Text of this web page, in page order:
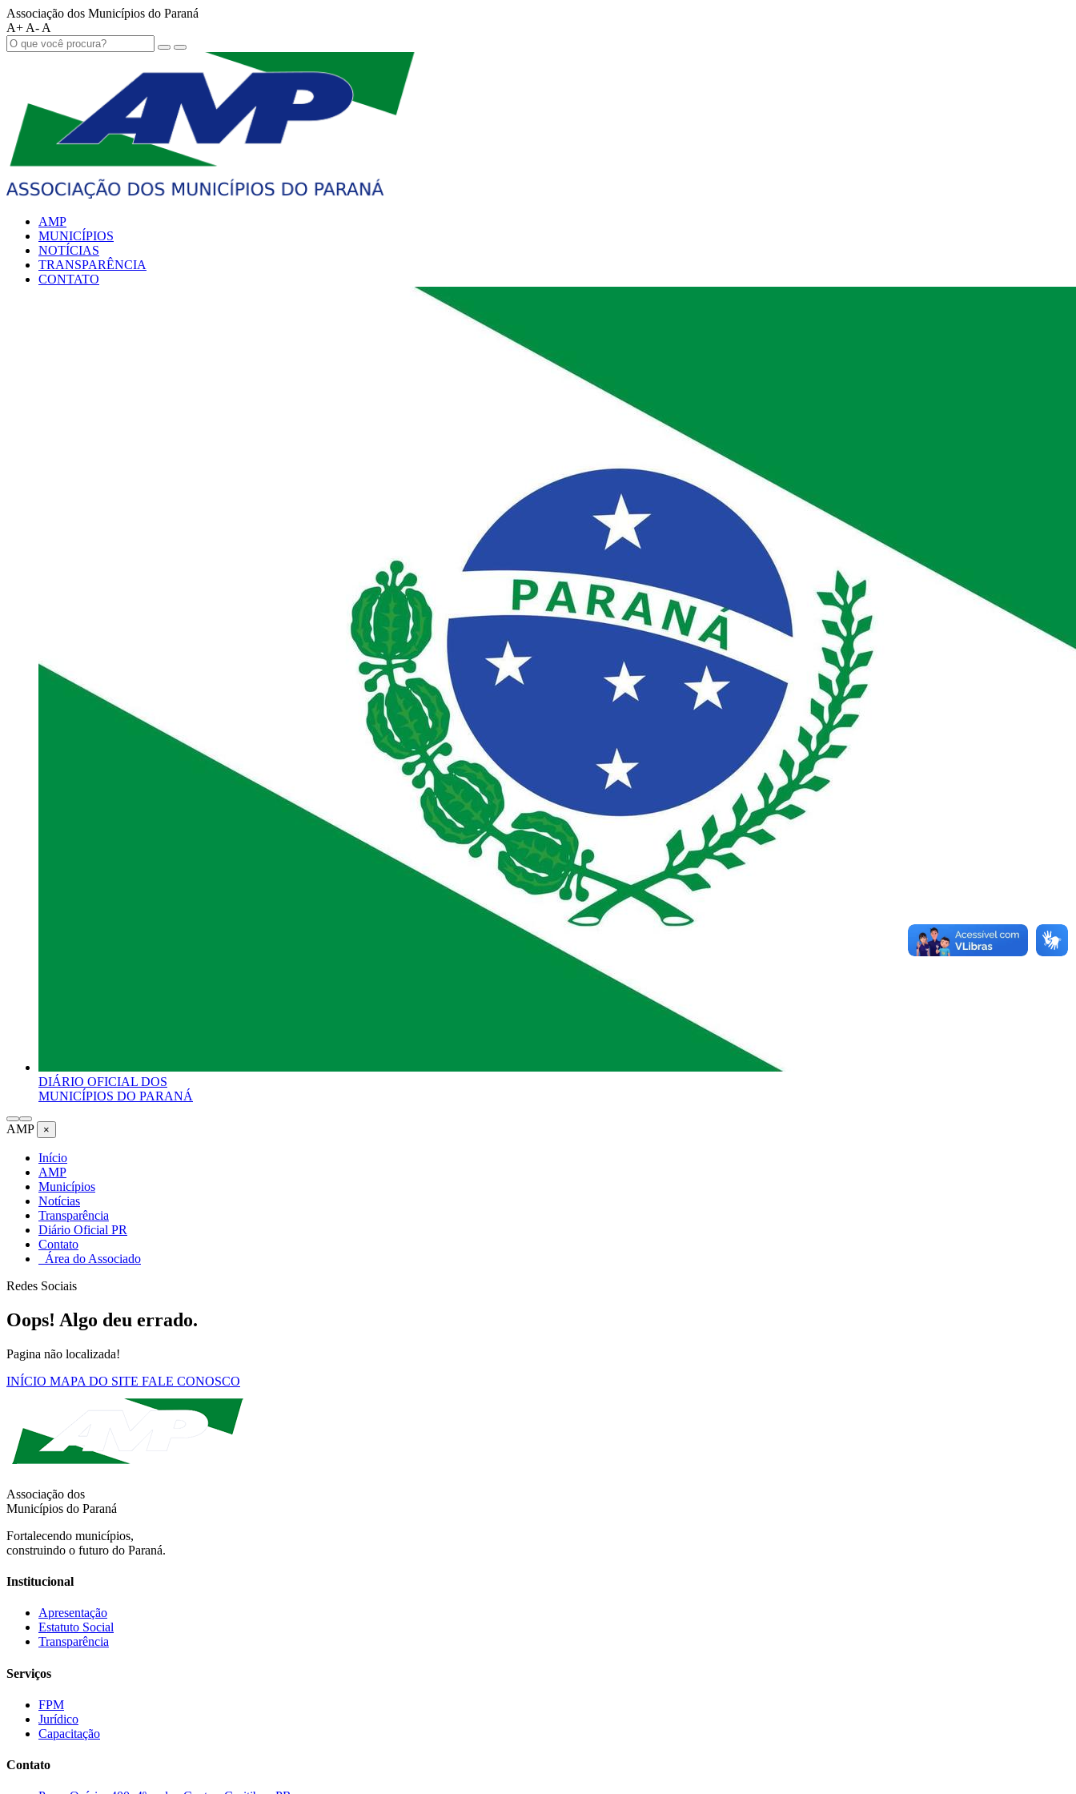
Associação dos Municípios do Paraná
A+ A- A
AMP
MUNICÍPIOS
NOTÍCIAS
TRANSPARÊNCIA
CONTATO
DIÁRIO OFICIAL DOS
MUNICÍPIOS DO PARANÁ
AMP ×
Início
AMP
Municípios
Notícias
Transparência
Diário Oficial PR
Contato
Área do Associado
Redes Sociais
Oops! Algo deu errado.
Pagina não localizada!
INÍCIO MAPA DO SITE FALE CONOSCO
Associação dos
Municípios do Paraná
Fortalecendo municípios,
construindo o futuro do Paraná.
Institucional
Apresentação
Estatuto Social
Transparência
Serviços
FPM
Jurídico
Capacitação
Contato